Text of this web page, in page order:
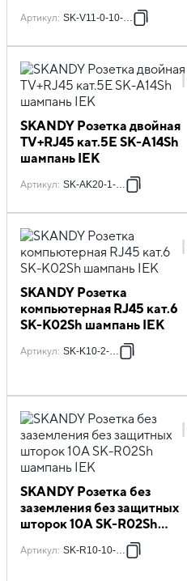
Артикул: SK-V11-0-10-K37
SKANDY Розетка двойная
TV+RJ45 кат.5E SK-A14Sh
шампань IEK
Артикул: SK-AK20-1-K37
SKANDY Розетка
компьютерная RJ45 кат.6
SK-K02Sh шампань IEK
Артикул: SK-K10-2-K37
SKANDY Розетка без
заземления без защитных
шторок 10А SK-R02Sh
Артикул: SK-R10-10-K37